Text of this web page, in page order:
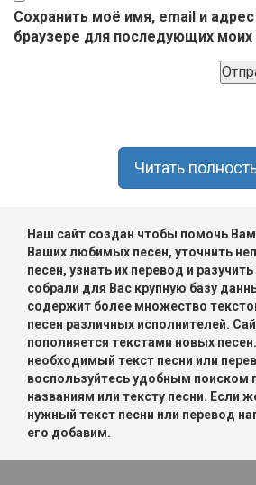
Сохранить моё имя, email и
браузере для последующих
Читать
Наш сайт создан чтобы помочь
Ваших любимых песен, уточнить
песен, узнать их перевод и
собрали для Вас крупную базу
содержит более множество
песен различных исполнителей.
пополняется текстами новых
необходимый текст песни или
воспользуйтесь удобным поиском
названиям или тексту песни. Если
нужный текст песни или перевод
его добавим.